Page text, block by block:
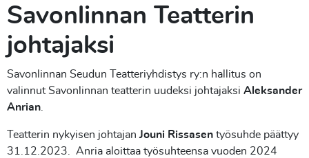
Savonlinnan Teatterin
johtajaksi
Savonlinnan Seudun Teatteriyhdistys ry:n hallitus on
valinnut Savonlinnan teatterin uudeksi johtajaksi Aleksander
Anrian.
Teatterin nykyisen johtajan Jouni Rissasen työsuhde päättyy
31.12.2023. Anria aloittaa työsuhteensa vuoden 2024